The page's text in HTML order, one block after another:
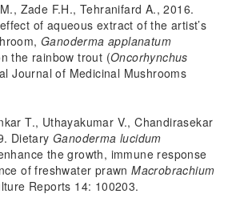
Zade F.H., Tehranifard A., 2016.
of aqueous extract of the artist’s
Ganoderma applanatum
the rainbow trout (Oncorhynchus
Journal of Medicinal Mushrooms
T., Uthayakumar V., Chandirasekar
Dietary Ganoderma lucidum
the growth, immune response
of freshwater prawnMacrobrachium
Reports 14: 100203.